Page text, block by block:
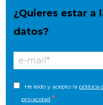
¿Quieres estar a
datos?
He leído y acepto la pólitica
privacidad *